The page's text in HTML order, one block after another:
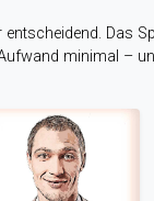
Das
minimal –